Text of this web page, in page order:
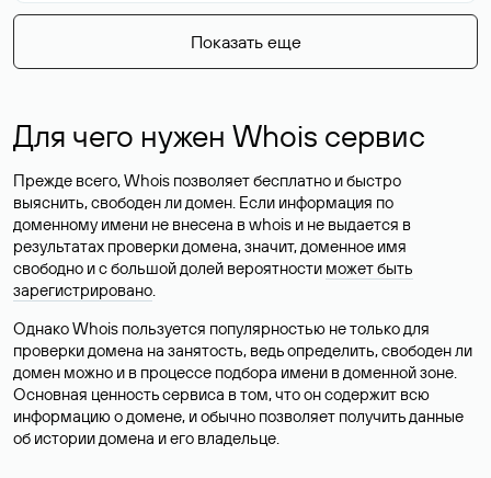
Показать еще
Для чего нужен Whois сервис
Прежде всего, Whois позволяет бесплатно и быстро
выяснить, свободен ли домен. Если информация по
доменному имени не внесена в whois и не выдается в
результатах проверки домена, значит, доменное имя
свободно и с большой долей вероятности может быть
зарегистрировано.
Однако Whois пользуется популярностью не только для
проверки домена на занятость, ведь определить, свободен ли
домен можно и в процессе подбора имени в доменной зоне.
Основная ценность сервиса в том, что он содержит всю
информацию о домене, и обычно позволяет получить данные
об истории домена и его владельце.